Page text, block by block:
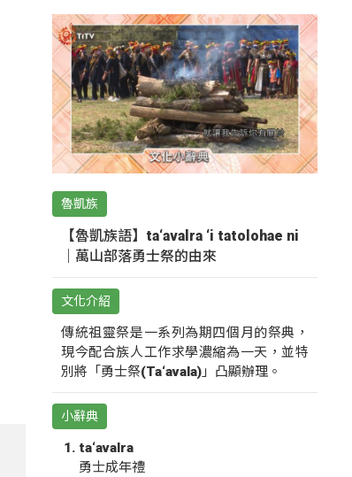
魯凱族
【魯凱族語】ta‘avalra ‘i tatolohae ni
｜萬山部落勇士祭的由來
文化介紹
傳統祖靈祭是一系列為期四個月的祭典，
現今配合族人工作求學濃縮為一天，並特
別將「勇士祭(Ta‘avala)」凸顯辦理。
小辭典
ta‘avalra
勇士成年禮